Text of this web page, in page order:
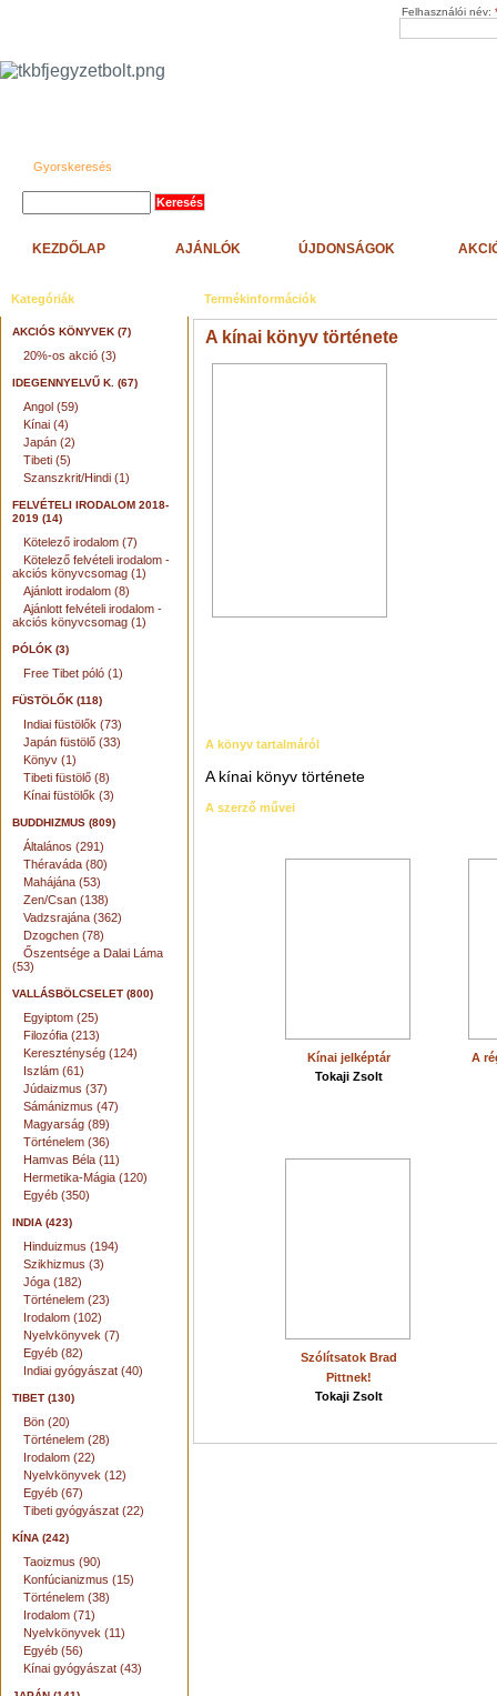
Felhasználói név:
Gyorskeresés
KEZDŐLAP AJÁNLÓK ÚJDONSÁGOK
Kategóriák
AKCIÓS KÖNYVEK (7)
20%-os akció (3)
IDEGENNYELVŰ K. (67)
Angol (59)
Kínai (4)
Japán (2)
Tibeti (5)
Szanszkrit/Hindi (1)
FELVÉTELI IRODALOM 2018-
2019 (14)
Kötelező irodalom (7)
Kötelező felvételi irodalom -
akciós könyvcsomag (1)
Ajánlott irodalom (8)
Ajánlott felvételi irodalom -
akciós könyvcsomag (1)
PÓLÓK (3)
Free Tibet póló (1)
FÜSTÖLŐK (118)
Indiai füstölők (73)
Japán füstölő (33)
Könyv (1)
Tibeti füstölő (8)
Kínai füstölők (3)
BUDDHIZMUS (809)
Általános (291)
Théraváda (80)
Mahájána (53)
Zen/Csan (138)
Vadzsrajána (362)
Dzogchen (78)
Őszentsége a Dalai Láma
(53)
VALLÁSBÖLCSELET (800)
Egyiptom (25)
Filozófia (213)
Kereszténység (124)
Iszlám (61)
Júdaizmus (37)
Sámánizmus (47)
Magyarság (89)
Történelem (36)
Hamvas Béla (11)
Hermetika-Mágia (120)
Egyéb (350)
INDIA (423)
Hinduizmus (194)
Szikhizmus (3)
Jóga (182)
Történelem (23)
Irodalom (102)
Nyelvkönyvek (7)
Egyéb (82)
Indiai gyógyászat (40)
TIBET (130)
Bön (20)
Történelem (28)
Irodalom (22)
Nyelvkönyvek (12)
Egyéb (67)
Tibeti gyógyászat (22)
KÍNA (242)
Taoizmus (90)
Konfúcianizmus (15)
Történelem (38)
Irodalom (71)
Nyelvkönyvek (11)
Egyéb (56)
Kínai gyógyászat (43)
Termékinformációk
A kínai könyv története
A könyv tartalmáról
A kínai könyv története
A szerző művei
Kínai jelképtár
Tokaji Zsolt
A
Szólítsatok Brad
Pittnek!
Tokaji Zsolt